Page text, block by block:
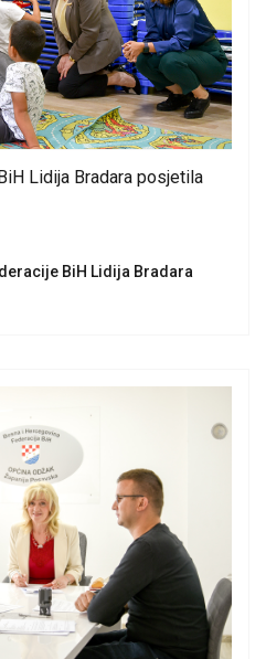
Lidija Bradara posjetila
BiH Lidija Bradara